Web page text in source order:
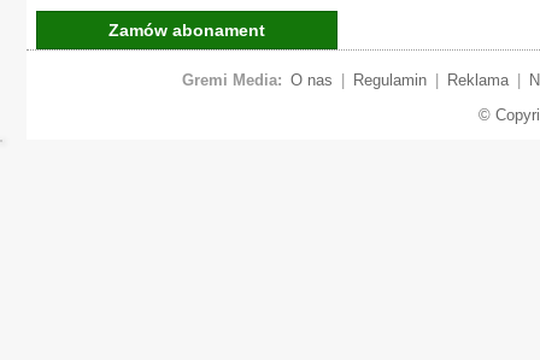
Zamów abonament
Gremi Media: O nas Regulamin Reklama
©